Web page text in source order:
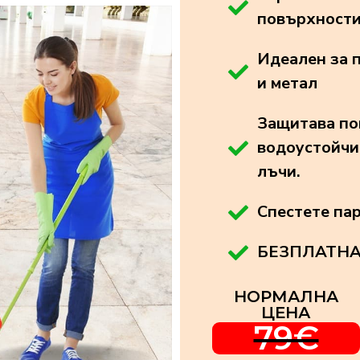
Идеален за
и метал
Защитава
лъчи.
Спестете
НОРМАЛНА
ЦЕНА
79€